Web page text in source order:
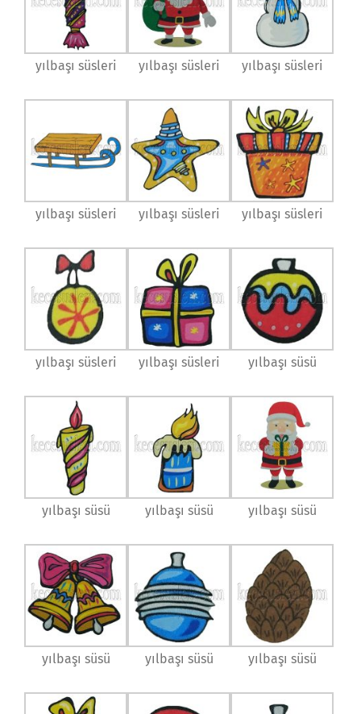
yılbaşı süsleri yılbaşı süsleri yılbaşı süsleri
yılbaşı süsleri yılbaşı süsleri yılbaşı süsleri
yılbaşı süsleri yılbaşı süsleri yılbaşı süsü
yılbaşı süsü yılbaşı süsü yılbaşı süsü
yılbaşı süsü yılbaşı süsü yılbaşı süsü